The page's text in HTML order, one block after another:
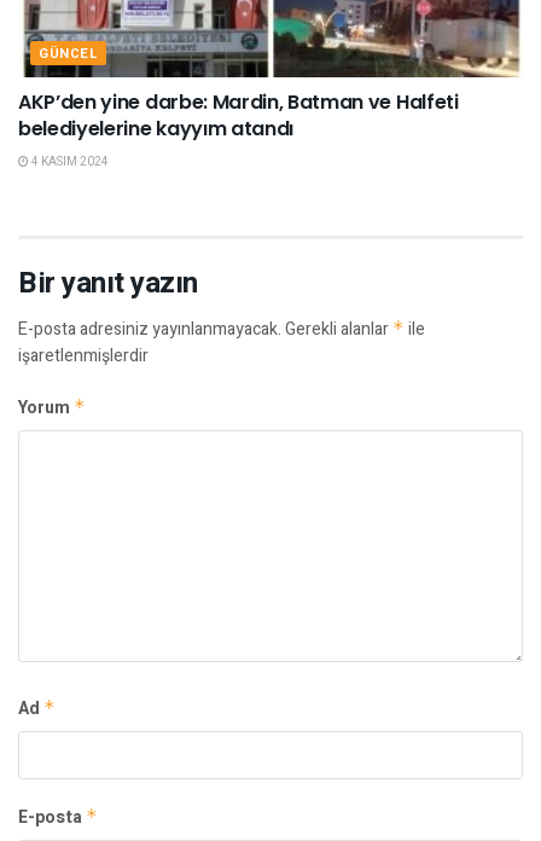
GÜNCEL
AKP’den yine darbe: Mardin, Batman ve Halfeti
belediyelerine kayyım atandı
4 KASIM 2024
Bir yanıt yazın
E-posta adresiniz yayınlanmayacak.Gerekli alanlar * ile
işaretlenmişlerdir
Yorum *
Ad *
E-posta *